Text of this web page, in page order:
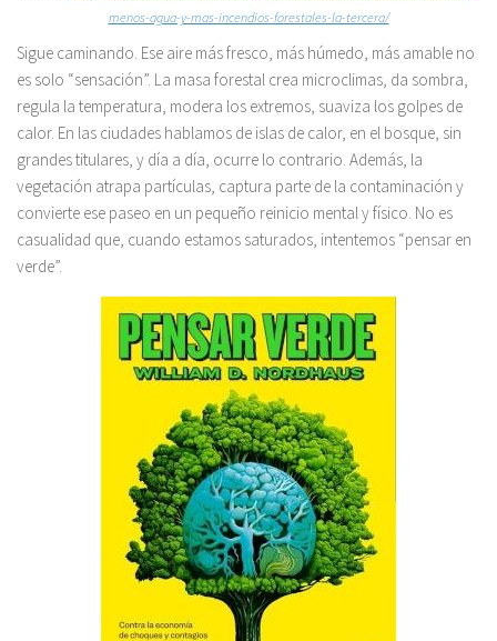
menos-agua-y-mas-incendios-forestales-la-tercera/
Sigue caminando. Ese aire más fresco, más húmedo, más amable no
es solo “sensación”. La masa forestal crea microclimas, da sombra,
regula la temperatura, modera los extremos, suaviza los golpes de
calor. En las ciudades hablamos de islas de calor, en el bosque, sin
grandes titulares, y día a día, ocurre lo contrario. Además, la
vegetación atrapa partículas, captura parte de la contaminación y
convierte ese paseo en un pequeño reinicio mental y físico. No es
casualidad que, cuando estamos saturados, intentemos “pensar en
verde”.